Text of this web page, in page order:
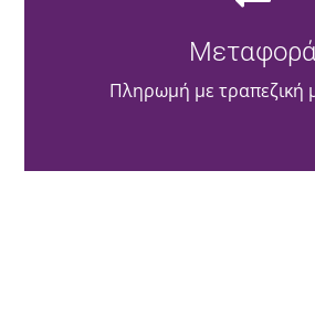
Πληρωμή με τραπεζική